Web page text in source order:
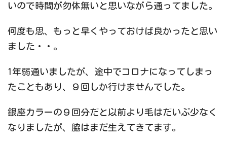
いので時間が勿体無いと思いながら通ってました。
何度も思、もっと早くやっておけば良かったと思い
ました・・。
1年弱通いましたが、途中でコロナになってしまっ
たこともあり、９回しか行けませんでした。
銀座カラーの９回分だと以前より毛はだいぶ少なく
なりましたが、脇はまだ生えてきてます。